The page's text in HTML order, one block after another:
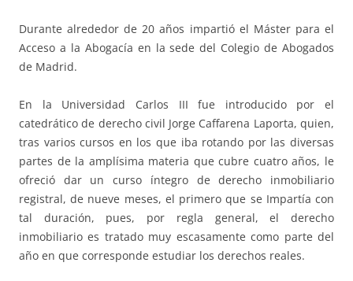
Durante alrededor de 20 años impartió el Máster para el
Acceso a la Abogacía en la sede del Colegio de Abogados
de Madrid.
En la Universidad Carlos III fue introducido por el
catedrático de derecho civil Jorge Caffarena Laporta, quien,
tras varios cursos en los que iba rotando por las diversas
partes de la amplísima materia que cubre cuatro años, le
ofreció dar un curso íntegro de derecho inmobiliario
registral, de nueve meses, el primero que se Impartía con
tal duración, pues, por regla general, el derecho
inmobiliario es tratado muy escasamente como parte del
año en que corresponde estudiar los derechos reales.